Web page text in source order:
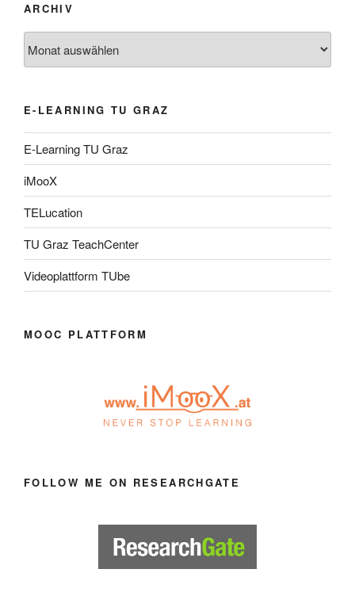
ARCHIV
E-LEARNING TU GRAZ
E-Learning TU Graz
iMooX
TELucation
TU Graz TeachCenter
Videoplattform TUbe
MOOC PLATTFORM
FOLLOW ME ON RESEARCHGATE